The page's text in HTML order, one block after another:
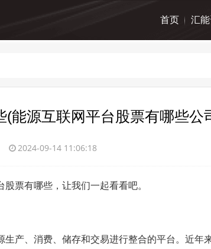
首页 汇
能源互联网平台股票有哪些公
2024-09-14 11:06:18
票有哪些，让我们一起看看吧。
产、消费、储存和交易进行整合的平台。近年